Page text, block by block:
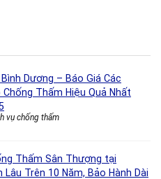
Dương – Báo Giá Các
Chống Thấm Hiệu Quả Nhất
vụ chống thấm
Thấm Sân Thượng tại
Lâu Trên 10 Năm, Bảo Hành Dài